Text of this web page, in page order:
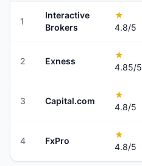
1
Interactive
Brokers
★
4.8/5
2 Exness
★
4.85/5
3 Capital.com
★
4.8/5
4 FxPro
★
4.8/5